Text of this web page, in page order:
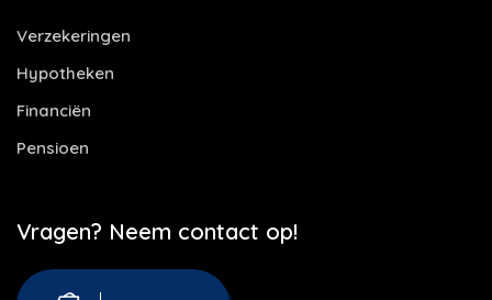
Verzekeringen
Hypotheken
Financiën
Pensioen
Vragen? Neem contact op!